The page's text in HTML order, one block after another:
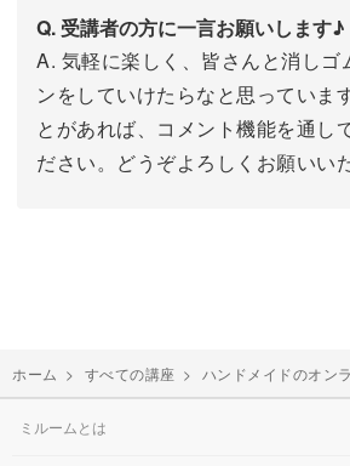
Q. 受講者の方に一言お願いします♪
A. 気軽に楽しく、皆さんと消しゴ
ンをしていけたらなと思っていま
とがあれば、コメント機能を通し
ださい。どうぞよろしくお願いい
ホーム > すべての講座 > ハンドメイドのオン
ミルームとは